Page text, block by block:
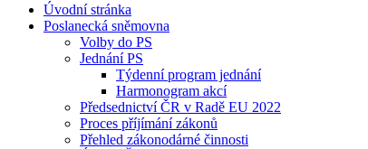
Úvodní stránka
Poslanecká sněmovna
Volby do PS
Jednání PS
Týdenní program jednání
Harmonogram akcí
Předsednictví ČR v Radě EU 2022
Proces příjímání zákonů
Přehled zákonodárné činnosti